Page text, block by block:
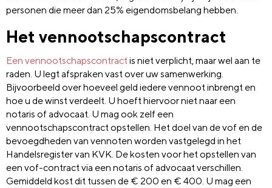
personen die meer dan 25% eigendomsbelang hebben.
Het vennootschapscontract
Een vennootschapscontractis niet verplicht, maar wel aan te
raden. U legt afspraken vast over uw samenwerking.
Bijvoorbeeld over hoeveel geld iedere vennoot inbrengt en
hoe u de winst verdeelt. U hoeft hiervoor niet naar een
notaris of advocaat. U mag ook zelf een
vennootschapscontract opstellen. Het doel van de vof en de
bevoegdheden van vennoten worden vastgelegd in het
Handelsregister van KVK. De kosten voor het opstellen van
een vof-contract via een notaris of advocaat verschillen.
Gemiddeld kost dit tussen de € 200 en € 400. U mag een